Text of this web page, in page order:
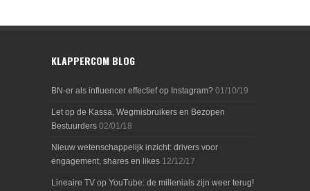
KLAPPERCOM BLOG
BN-er als influencer effectief op Instagram? 01/10/19
Let op de Kassa, Wegmisbruikers en Bezopen
Bestuurders 02/01/18
Nieuw wetenschappelijk inzicht: drivers voor
engagement, shares en likes 12/12/17
Lineaire TV op YouTube: de millenials zijn weer terug!